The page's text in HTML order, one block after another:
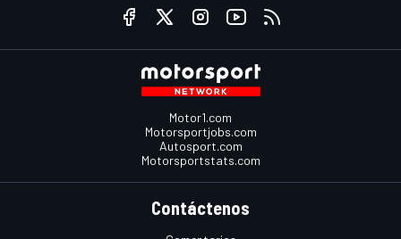
Motor1.com
Motorsportjobs.com
Autosport.com
Motorsportstats.com
Contáctenos